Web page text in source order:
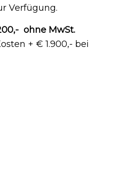
Verfügung.
ohne MwSt.
+ € 1.900,- bei